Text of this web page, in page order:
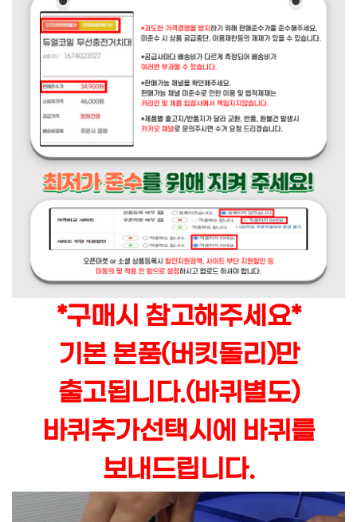
*구매시 참고해주세요*
기본 본품(버킷돌리)만
출고됩니다.(바퀴별도)
바퀴추가선택시에 바퀴를
보내드립니다.